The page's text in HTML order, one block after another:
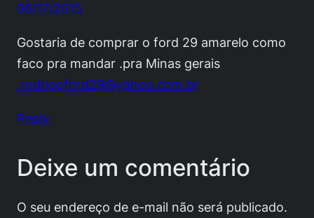
06/17/2015
Gostaria de comprar o ford 29 amarelo como
faco pra mandar .pra Minas gerais
.rodrigoford29@yahoo.com.br
Reply
Deixe um comentário
O seu endereço de e-mail não será publicado.